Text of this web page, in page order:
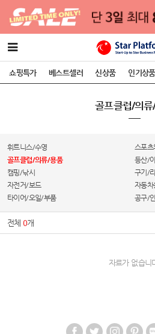
쇼핑특가 베스트셀러 신상품 인기상품
골프클럽/의
휘트니스/수영
스포
골프클럽/의류/용품
등산/
캠핑/낚시
구기/
자전거/보드
자동
타이어/오일/부품
공구/
전체0개
자료가 없습니